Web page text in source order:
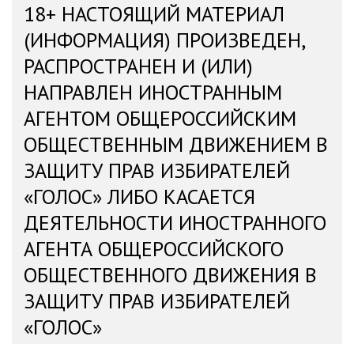
18+ НАСТОЯЩИЙ МАТЕРИАЛ
(ИНФОРМАЦИЯ) ПРОИЗВЕДЕН,
РАСПРОСТРАНЕН И (ИЛИ)
НАПРАВЛЕН ИНОСТРАННЫМ
АГЕНТОМ ОБЩЕРОССИЙСКИМ
ОБЩЕСТВЕННЫМ ДВИЖЕНИЕМ В
ЗАЩИТУ ПРАВ ИЗБИРАТЕЛЕЙ
«ГОЛОС» ЛИБО КАСАЕТСЯ
ДЕЯТЕЛЬНОСТИ ИНОСТРАННОГО
АГЕНТА ОБЩЕРОССИЙСКОГО
ОБЩЕСТВЕННОГО ДВИЖЕНИЯ В
ЗАЩИТУ ПРАВ ИЗБИРАТЕЛЕЙ
«ГОЛОС»